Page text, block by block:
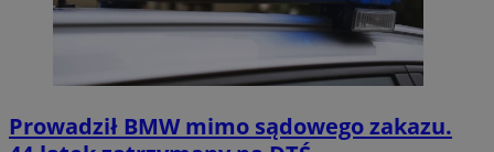
Prowadził BMW mimo sądowego zakazu.